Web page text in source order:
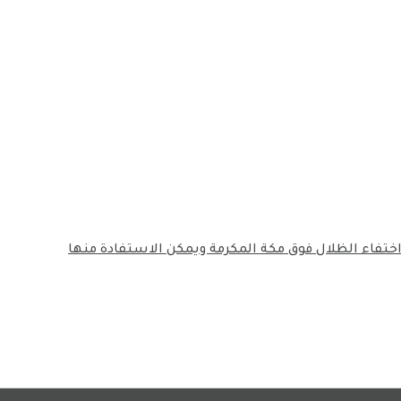
الفلكية الاستثنائية ستؤدي إلى اختفاء الظلال فوق مكة المكرمة ويمكن الاستفادة منها